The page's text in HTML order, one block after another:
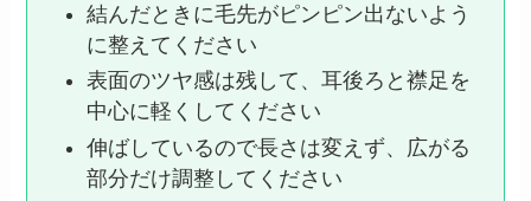
結んだときに毛先がピンピン出ないよう
に整えてください
表面のツヤ感は残して、耳後ろと襟足を
中心に軽くしてください
伸ばしているので長さは変えず、広がる
部分だけ調整してください